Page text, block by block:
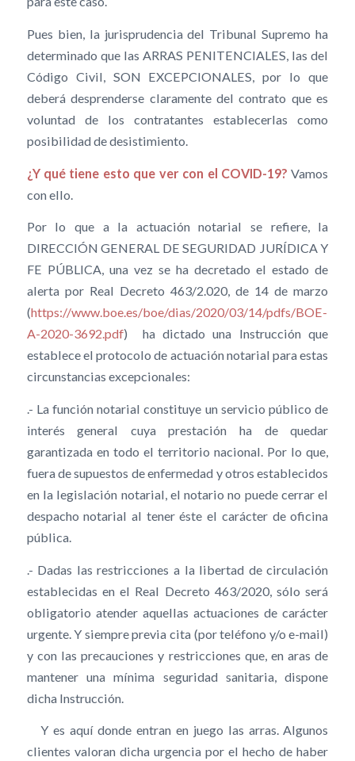
Pues bien, la jurisprudencia del Tribunal Supremo ha
determinado que las ARRAS PENITENCIALES, las del
Código Civil, SON EXCEPCIONALES, por lo que
deberá desprenderse claramente del contrato que es
voluntad de los contratantes establecerlas como
posibilidad de desistimiento.
¿Y qué tiene esto que ver con el COVID-19? Vamos
con ello.
Por lo que a la actuación notarial se refiere, la
DIRECCIÓN GENERAL DE SEGURIDAD JURÍDICA Y
FE PÚBLICA, una vez se ha decretado el estado de
alerta por Real Decreto 463/2.020, de 14 de marzo
(https://www.boe.es/boe/dias/2020/03/14/pdfs/BOE-
A-2020-3692.pdf) ha dictado una Instrucción que
establece el protocolo de actuación notarial para estas
circunstancias excepcionales:
.- La función notarial constituye un servicio público de
interés general cuya prestación ha de quedar
garantizada en todo el territorio nacional. Por lo que,
fuera de supuestos de enfermedad y otros establecidos
en la legislación notarial, el notario no puede cerrar el
despacho notarial al tener éste el carácter de oficina
pública.
.- Dadas las restricciones a la libertad de circulación
establecidas en el Real Decreto 463/2020, sólo será
obligatorio atender aquellas actuaciones de carácter
urgente. Y siempre previa cita (por teléfono y/o e-mail)
y con las precauciones y restricciones que, en aras de
mantener una mínima seguridad sanitaria, dispone
dicha Instrucción.
Y es aquí donde entran en juego las arras. Algunos
clientes valoran dicha urgencia por el hecho de haber